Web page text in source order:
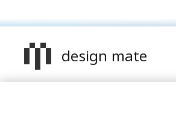
design mate
Design Mate - независимое
проявлениях. Создаем авторский
архитекторов и всех